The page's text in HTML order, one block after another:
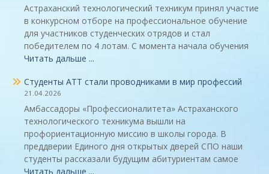
Астраханский технологический техникум принял участие
в конкурсном отборе на профессиональное обучение
для участников студенческих отрядов и стал
победителем по 4 лотам. С момента начала обучения
Читать дальше ...
Студенты АТТ стали проводниками в мир профессий
21.04.2026
Амбассадоры «Профессионалитета» Астраханского
технологического техникума вышли на
профориентационную миссию в школы города. В
преддверии Единого дня открытых дверей СПО наши
студенты рассказали будущим абитуриентам самое
Читать дальше ...